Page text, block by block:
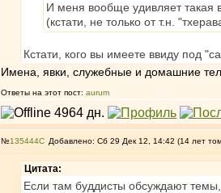
И меня вообще удивляет такая
(кстати, не только от т.н.
Кстати, кого вы имеете ввиду под
Имена, явки, служебные и домашние
Ответы на этот пост: aurum
№135444 Добавлено: Сб 29 Дек 12, 14:42 (14 лет
Цитата:
Если там буддисты обсуждают